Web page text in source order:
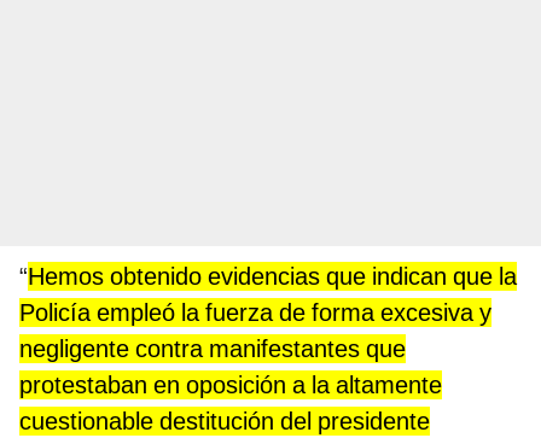
“Hemos obtenido evidencias que indican que la
Policía empleó la fuerza de forma excesiva y
negligente contra manifestantes que
protestaban en oposición a la altamente
cuestionable destitución del presidente